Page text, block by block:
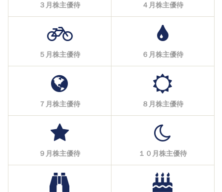
３月株主優待 ４月株主優待
５月株主優待 ６月株主優待
７月株主優待 ８月株主優待
９月株主優待 １０月株主優待